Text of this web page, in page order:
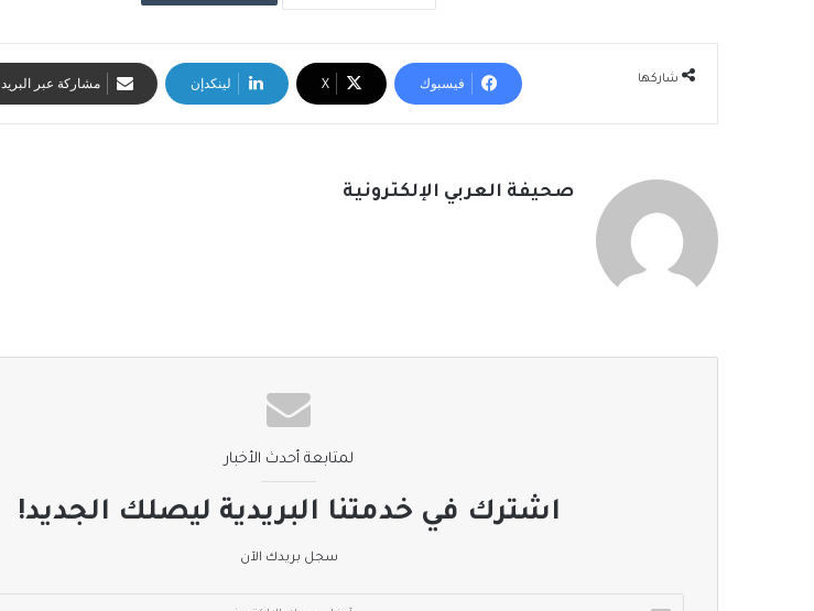
شاركها فيسبوك ‫X لينكدإن مشاركة عبر البريد
صحيفة العربي الإلكترونية
لمتابعة أحدث الأخبار
اشترك في خدمتنا البريدية ليصلك الجديد!
سجل بريدك الآن